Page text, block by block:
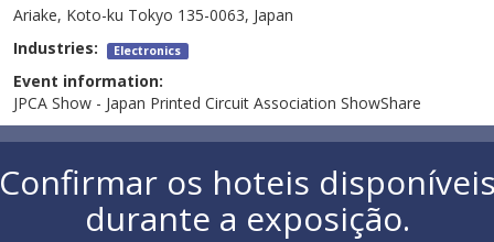
Ariake, Koto-ku Tokyo 135-0063, Japan
Industries: Electronics
Event information:
JPCA Show - Japan Printed Circuit Association ShowShare
os hoteis
durante a exposição.